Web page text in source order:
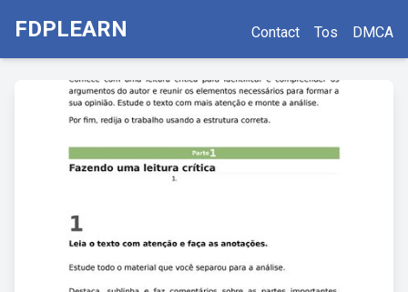
FDPLEARN Contact Tos DMCA